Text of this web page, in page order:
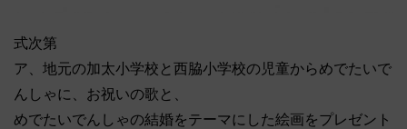
式次第
ア、地元の加太小学校と西脇小学校の児童からめでたいで
んしゃに、お祝いの歌と、
めでたいでんしゃの結婚をテーマにした絵画をプレゼント